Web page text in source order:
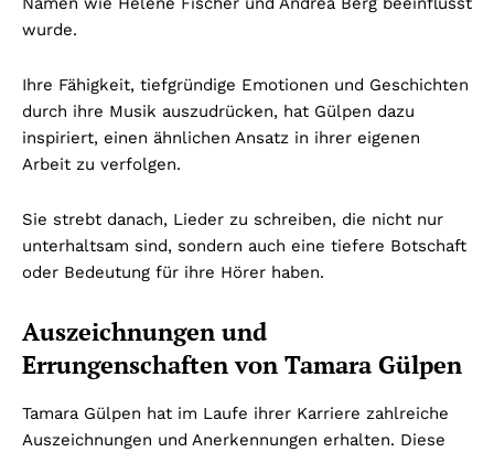
wurde.
Ihre Fähigkeit, tiefgründige Emotionen und Geschichten
durch ihre Musik auszudrücken, hat Gülpen dazu
inspiriert, einen ähnlichen Ansatz in ihrer eigenen
Arbeit zu verfolgen.
Sie strebt danach, Lieder zu schreiben, die nicht nur
unterhaltsam sind, sondern auch eine tiefere Botschaft
oder Bedeutung für ihre Hörer haben.
Auszeichnungen und
Errungenschaften von Tamara Gülpen
Tamara Gülpen hat im Laufe ihrer Karriere zahlreiche
Auszeichnungen und Anerkennungen erhalten. Diese